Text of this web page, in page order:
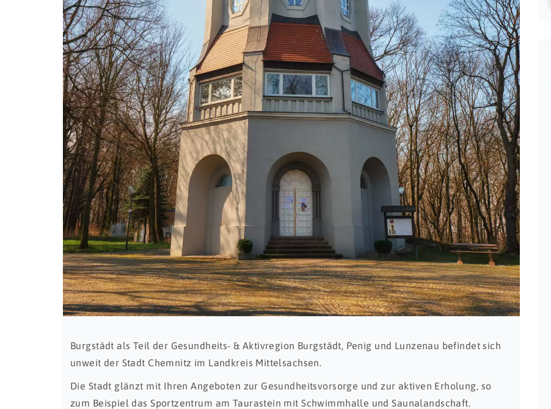
Burgstädt als Teil der Gesundheits- & Aktivregion Burgstädt, Penig und Lunzenau befindet sich
unweit der Stadt Chemnitz im Landkreis Mittelsachsen.
Die Stadt glänzt mit Ihren Angeboten zur Gesundheitsvorsorge und zur aktiven Erholung, so
zum Beispiel das Sportzentrum am Taurastein mit Schwimmhalle und Saunalandschaft.